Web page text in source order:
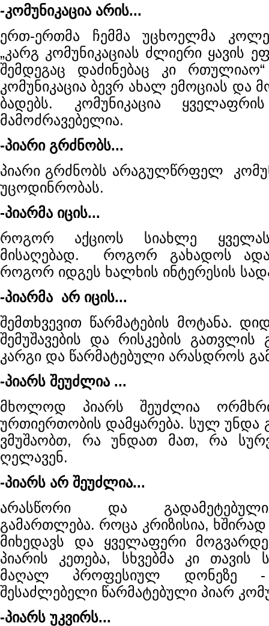
-კომუნიკაცია არის...
ერთ-ერთმა ჩემმა უცხოელმა
„კარგ კომუნიკაციას ძლიერი ყავის
შემდეგაც დაძინებაც კი
კომუნიკაცია ბევრ ახალ ემოციას და
ბადებს. კომუნიკაცია
მამოძრავებელია.
-პიარი გრძნობს...
პიარი გრძნობს არაგულწრფელ
უცოდინრობას.
-პიარმა იცის...
როგორ აქციოს სიახლე
მისაღებად. როგორ გახადოს
როგორ იდგეს ხალხის ინტერესის
-პიარმა არ იცის...
შემთხვევით წარმატების მოტანა.
შემუშავების და რისკების გათვლის
კარგი და წარმატებული არასდროს
-პიარს შეუძლია ...
მხოლოდ პიარს შეუძლია
ურთიერთობის დამყარება. სულ უნდა
ვმუშაობთ, რა უნდათ მათ, რა
ღელავენ.
-პიარს არ შეუძლია...
არასწორი და
გამართლება. როცა კრიზისია,
მიხედავს და ყველაფერი
პიარის კეთება, სხვებმა კი თავის
მაღალ პროფესიულ დონეზე
შესაძლებელი წარმატებული პიარ
-პიარს უკვირს...